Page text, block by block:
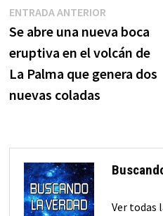
Navegación
de
entradas
ENTRADA ANTERIOREntrada
anterior:
Se abre una nueva boca
eruptiva en el volcán de
La Palma que genera dos
nuevas coladas
Ver todas